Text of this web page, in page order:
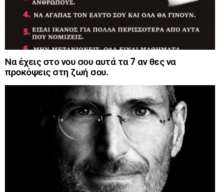
Να έχεις στο νου σου αυτά τα 7 αν θες να
προκόψεις στη ζωή σου.